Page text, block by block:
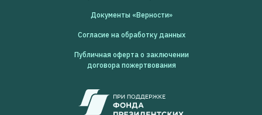
Согласие на обработку данных
Документы «Верности»
Публичная оферта о заключении
договора пожертвования